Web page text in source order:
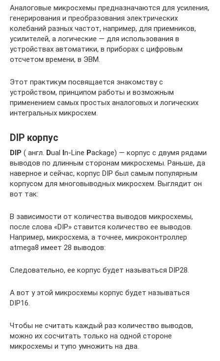
Аналоговые микросхемы предназначаются для усиления,
генерирования и преобразования электрических
колебаний разных частот, например, для приемников,
усилителей, а логические — для использования в
устройствах автоматики, в приборах с цифровым
отсчетом времени, в ЭВМ.
Этот практикум посвящается знакомству с
устройством, принципом работы и возможным
применением самых простых аналоговых и логических
интегральных микросхем.
DIP корпус
DIP ( англ. Dual In-Line Package) — корпус с двумя рядами
выводов по длинным сторонам микросхемы. Раньше, да
наверное и сейчас, корпус DIP был самым популярным
корпусом для многовыводных микросхем. Выглядит он
вот так:
В зависимости от количества выводов микросхемы,
после слова «DIP» ставится количество ее выводов.
Например, микросхема, а точнее, микроконтроллер
atmega8 имеет 28 выводов:
Следовательно, ее корпус будет называться DIP28.
А вот у этой микросхемы корпус будет называться
DIP16.
Чтобы не считать каждый раз количество выводов,
можно их сосчитать только на одной стороне
микросхемы и тупо умножить на два.